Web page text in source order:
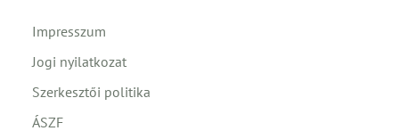
Impresszum
Jogi nyilatkozat
Szerkesztői politika
ÁSZF